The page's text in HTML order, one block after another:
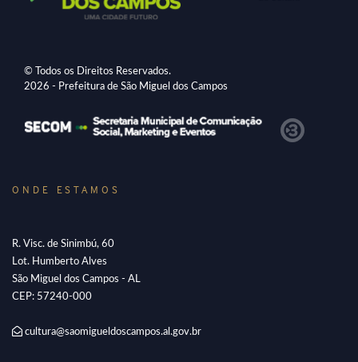
© Todos os Direitos Reservados.
2026 - Prefeitura de São Miguel dos Campos
ONDE ESTAMOS
R. Visc. de Sinimbú, 60
Lot. Humberto Alves
São Miguel dos Campos - AL
CEP: 57240-000
cultura@saomigueldoscampos.al.gov.br